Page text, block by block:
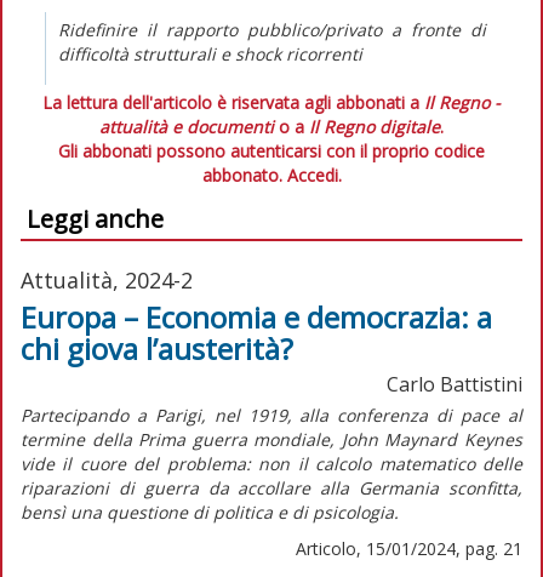
Ridefinire il rapporto pubblico/privato a fronte di
difficoltà strutturali e shockricorrenti
La lettura dell'articolo è riservata agli abbonati a Il Regno -
attualità e documentio a Il Regno digitale.
Gli abbonati possono autenticarsi con il proprio codice
abbonato. Accedi.
Leggi anche
Attualità, 2024-2
Europa – Economia e democrazia: a
chi giova l’austerità?
Carlo Battistini
Partecipando a Parigi, nel 1919, alla conferenza di pace al
termine della Prima guerra mondiale, John Maynard Keynes
vide il cuore del problema: non il calcolo matematico delle
riparazioni di guerra da accollare alla Germania sconfitta,
bensì una questione di politica e di psicologia.
Articolo, 15/01/2024, pag. 21